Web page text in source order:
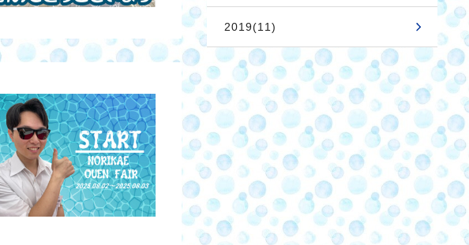
2019(11)